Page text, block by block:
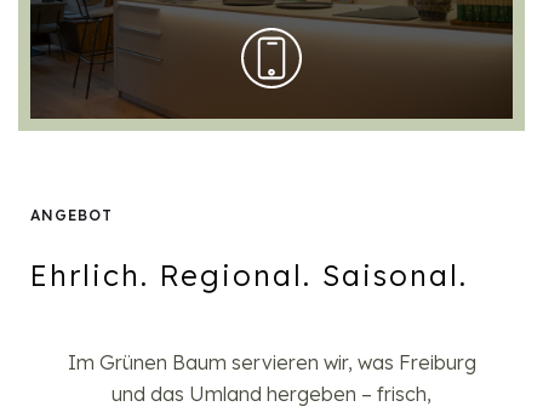
ANGEBOT
Ehrlich. Regional. Saisonal.
Im Grünen Baum servieren wir, was Freiburg
und das Umland hergeben – frisch,